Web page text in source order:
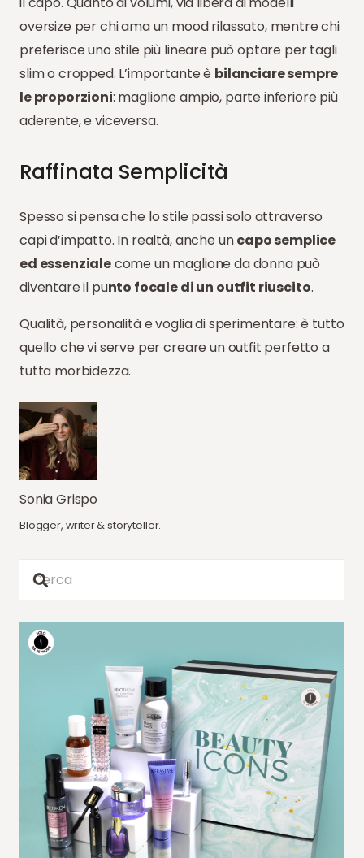
oversize per chi ama un mood rilassato, mentre chi
preferisce uno stile più lineare può optare per tagli
slim o cropped. L’importante è bilanciare sempre
le proporzioni: maglione ampio, parte inferiore più
aderente, e viceversa.
Raffinata Semplicità
Spesso si pensa che lo stile passi solo attraverso
capi d’impatto. In realtà, anche uncapo semplice
ed essenzialecome un maglione da donna può
diventare il punto focale di un outfit riuscito.
Qualità, personalità e voglia di sperimentare: è tutto
quello che vi serve per creare un outfit perfetto a
tutta morbidezza.
Sonia Grispo
Blogger, writer & storyteller.